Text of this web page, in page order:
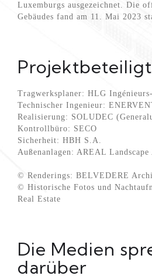
Luxemburgs ausgezeichnet. Die
Gebäudes fand am 11. Mai 2023
Tragwerksplaner: HLG
Technischer Ingenieur:
Realisierung: SOLUDEC
Kontrollbüro: SECO
Sicherheit: HBH S.A.
Außenanlagen: AREAL
© Renderings: BELVEDERE
© Historische Fotos und
Real Estate
Die Medien
darüber